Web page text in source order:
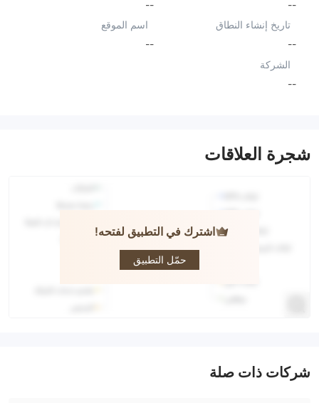
--
--
تاريخ إنشاء النطاق
--
اسم الموقع
--
الشركة
--
شجرة العلاقات
اشترك في التطبيق لفتحه!
حمّل التطبيق
Capital
Group
شركات ذات صلة